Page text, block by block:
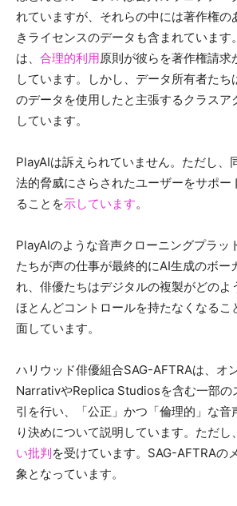
れていますが、それらの中には著作権の
きライセンスのデータも含まれています
は、 合理的利用原則が彼らを著作権請
しています。しかし、データ所有者たち
のデータを使用したと主張するクラスア
しています。
PlayAIは訴えられていません。ただし、
法的脅威にさらされたユーザーをサポー
ることを示しています。
PlayAIのような音声クローニングプラッ
たちが声の仕事が最終的にAI生成のボー
れ、俳優たちはデジタルの複製がどのよ
ほとんどコントロールを持たなくなるこ
面しています。
ハリウッド俳優組合SAG-AFTRAは、オ
NarrativやReplica Studiosを含む一部の
引を行い、「公正」かつ「倫理的」な音
り決めについて説明しています。ただし
い批判を受けています。SAG-AFTRAの
象となっています。